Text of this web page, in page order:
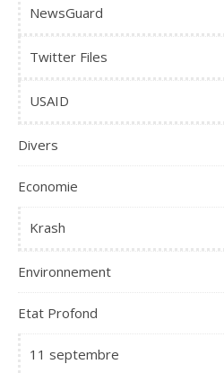
NewsGuard
Twitter Files
USAID
Divers
Economie
Krash
Environnement
Etat Profond
11 septembre